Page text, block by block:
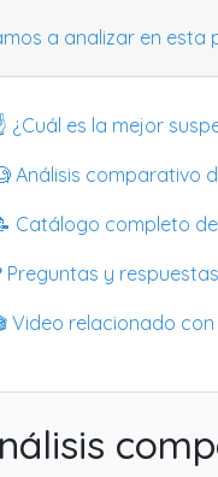
a analizar en esta
¿Cuál es la mejor
Análisis comparativo
Catálogo completo
Preguntas y
Video relacionado